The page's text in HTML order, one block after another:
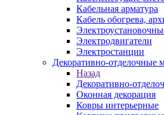
Кабельная арматура
Кабель обогрева,
Электродвигатели
Электростанции
Декоративно-отделочные
Назад
Декоративно-
Оконная декорация
Ковры интерьерные